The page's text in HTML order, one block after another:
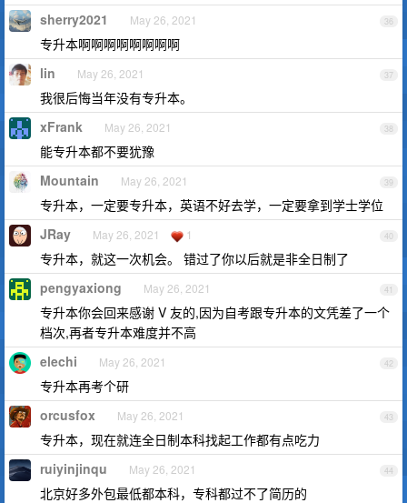
36
sherry2021 May 26, 2021
专升本啊啊啊啊啊啊啊啊
37
lin May 26, 2021
我很后悔当年没有专升本。
38
xFrank May 26, 2021
能专升本都不要犹豫
39
Mountain May 26, 2021
专升本，一定要专升本，英语不好去学，一定要拿到学士学位
40
JRay May 26, 2021 1
专升本，就这一次机会。 错过了你以后就是非全日制了
41
pengyaxiong May 26, 2021
专升本你会回来感谢 V 友的,因为自考跟专升本的文凭差了一个
档次,再者专升本难度并不高
42
elechi May 26, 2021
专升本再考个研
43
orcusfox May 26, 2021
专升本，现在就连全日制本科找起工作都有点吃力
44
ruiyinjinqu May 26, 2021
北京好多外包最低都本科，专科都过不了简历的